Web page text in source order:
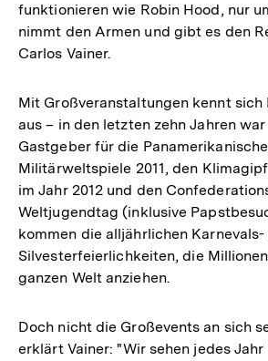
funktionieren wie Robin Hood, nur
nimmt den Armen und gibt es den
Carlos Vainer.
Mit Großveranstaltungen kennt sich
aus – in den letzten zehn Jahren
Gastgeber für die
Militärweltspiele 2011, den
im Jahr 2012 und den
Weltjugendtag (inklusive
kommen die alljährlichen Karnevals-
Silvesterfeierlichkeiten, die
ganzen Welt anziehen.
Doch nicht die Großevents an sich
erklärt Vainer: "Wir sehen jedes